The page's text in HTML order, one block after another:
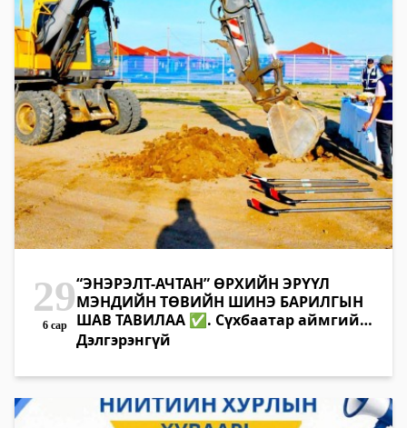
29
6 сар
“ЭНЭРЭЛТ-АЧТАН” ӨРХИЙН ЭРҮҮЛ
МЭНДИЙН ТӨВИЙН ШИНЭ БАРИЛГЫН
ШАВ ТАВИЛАА ✅. Сүхбаатар аймгийн
Баруун-Урт сумын “Энэрэлт-Ачтан”
барилгын шав тавих ёслол өнөөдөр
эхэллээ. ✅. Төслийн захиалагчаар С
Дэлгэрэнгүй